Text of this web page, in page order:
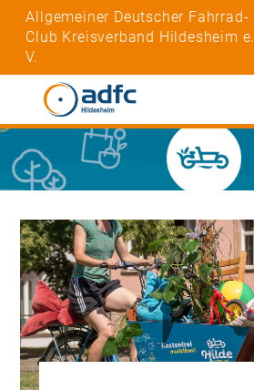
Allgemeiner Deutscher Fahrrad-
Club Kreisverband Hildesheim e.
V.